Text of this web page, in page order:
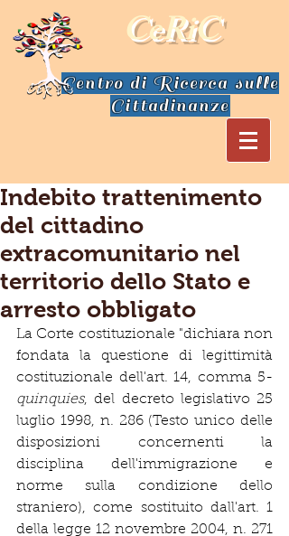
CeRiC
Centro di Ricerca sulle
Cittadinanze
Indebito trattenimento
del cittadino
extracomunitario nel
territorio dello Stato e
arresto obbligato
La Corte costituzionale "dichiara non
fondata la questione di legittimità
costituzionale dell'art. 14, comma 5-
quinquies, del decreto legislativo 25
luglio 1998, n. 286 (Testo unico delle
disposizioni concernenti la
disciplina dell'immigrazione e
norme sulla condizione dello
straniero), come sostituito dall'art. 1
della legge 12 novembre 2004, n. 271